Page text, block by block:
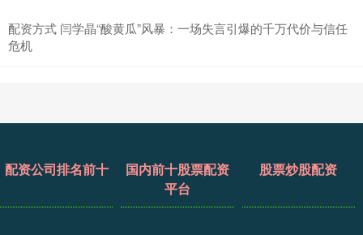
配资方式 闫学晶“酸黄瓜”风暴：一场失言引爆的千万代价与信任
危机
配资公司排名前十
国内前十股票配资
平台
股票炒股配资